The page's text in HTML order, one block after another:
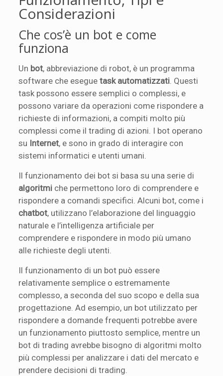
Considerazioni
Che cos’è un bot e come
funziona
Un bot, abbreviazione di robot, è un programma
software che eseguetask automatizzati. Questi
task possono essere semplici o complessi, e
possono variare da operazioni come rispondere a
richieste di informazioni, a compiti molto più
complessi come il trading di azioni. I bot operano
su Internet, e sono in grado di interagire con
sistemi informatici e utenti umani.
Il funzionamento dei bot si basa su una serie di
algoritmi che permettono loro di comprendere e
rispondere a comandi specifici. Alcuni bot, come i
chatbot, utilizzano l’elaborazione del linguaggio
naturale e l’intelligenza artificiale per
comprendere e rispondere in modo più umano
alle richieste degli utenti.
Il funzionamento di un bot può essere
relativamente semplice o estremamente
complesso, a seconda del suo scopo e della sua
progettazione. Ad esempio, un bot utilizzato per
rispondere a domande frequenti potrebbe avere
un funzionamento piuttosto semplice, mentre un
bot di trading avrebbe bisogno di algoritmi molto
più complessi per analizzare i dati del mercato e
prendere decisioni di trading.